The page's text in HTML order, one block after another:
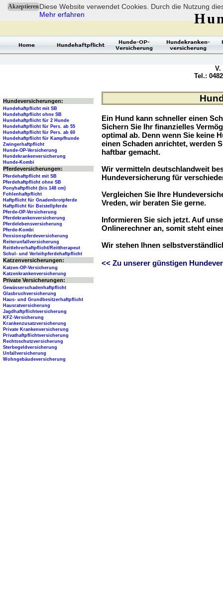
AkzeptierenDiese Website verwendet Cookies. Durch die Nutzung
Mehr erfahren
Ein Hund kann schneller einen
Sichern Sie Ihr finanzielles
optimal ab. Denn wenn Sie keine
einen Schaden anrichtet, werden
haftbar gemacht.
Wir vermitteln deutschlandweit
Hundeversicherung für
Vergleichen Sie Ihre
Vreden, wir beraten Sie gerne.
Informieren Sie sich jetzt. Auf
Onlinerechner an, somit steht
Wir stehen Ihnen
<< Zu unserer günstigen
V.
Tel.:
Hundeversicherungen:
Hundehaftpflicht mit SB
Hundehaftpflicht ohne SB
Hundehaftpflicht für 2 Hunde
Hundehaftpflicht für Pers. ab 55
Hundehaftpflicht für Pers. ab 60
Hundehaftpflicht für Kampfhunde
Zwingerhaftpflicht
Hunde-OP-Versicherung
Hundekrankenversicherung
Hunde-Kombi
Pferdeversicherungen:
Pferdehaftpflicht mit SB
Pferdehaftpflicht ohne SB
Ponyhaftpflicht (bis 148 cm)
Fohlenhaftpflicht
Haftpflicht für Gnadenbrotpferde
Haftpflicht für Beistellpferde
Pferde-OP-Versicherung
Pferdekrankenversicherung
Pferdelebensversicherung
Pferde-Kombi
Pensionspferdeversicherung
Reiterunfallversicherung
Reitlehrerhaftpflicht/Reittherapeut
Schul- und Verleihpferdehaftpflicht
Katzenversicherungen:
Katzen-OP-Versicherung
Katzenkrankenversicherung
Private Versicherungen:
Gewässerschadenhaftpflicht
Glasbruchversicherung
Haus- und Grundbesitzerhaftpflicht
Hausratversicherung
Jagdhaftpflichtversicherung
KFZ-Versicherung
Krankenzusatzversicherung
Private Krankenversicherung
Privathaftpflichtversicherung
Rechtsschutzversicherung
Sterbegeldversicherung
Unfallversicherung
Wohngebäudeversicherung